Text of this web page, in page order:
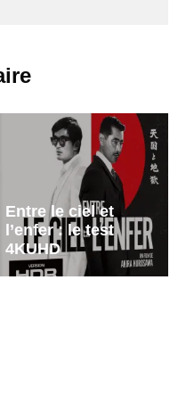
Entre le ciel et
l’enfer : le test
4KUHD